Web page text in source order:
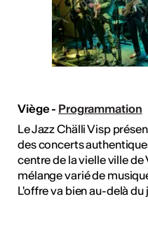
Viège - Programmation
Le Jazz Chälli Visp
des concerts
centre de la vielle ville
mélange varié de
L'offre va bien au-delà du